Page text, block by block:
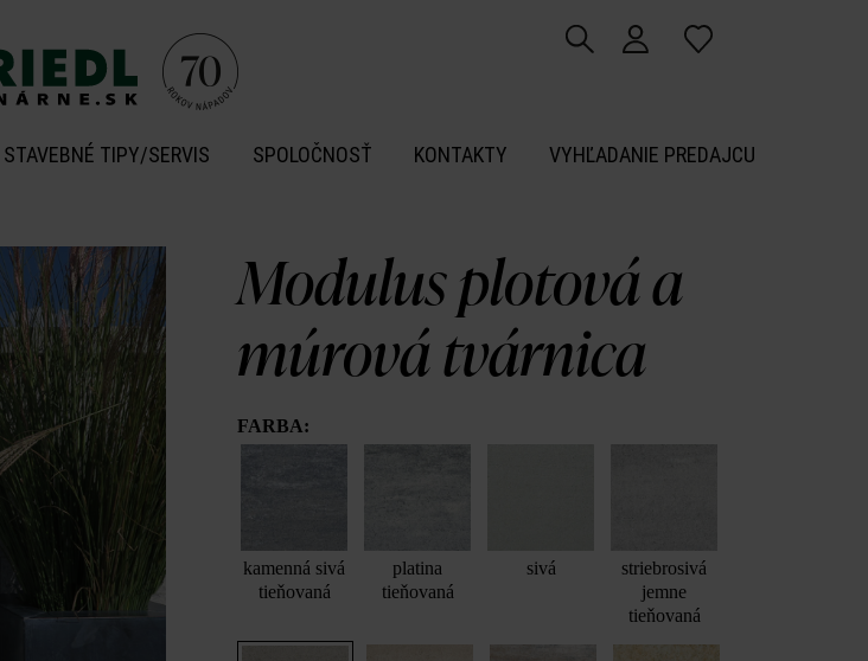
STAVEBNÉ TIPY/SERVIS SPOLOČNOSŤ KONTAKTY VYHĽADANIE PREDAJCU
Modulus plotová a
múrová tvárnica
FARBA:
kamenná sivá
tieňovaná
platina
tieňovaná
sivá
striebrosivá
jemne
tieňovaná